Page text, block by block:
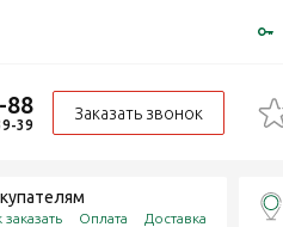
88
39
Заказать звонок
заказать Оплата Доставка